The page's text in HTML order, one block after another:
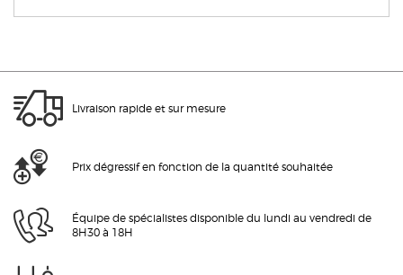
Livraison rapide et sur mesure
Prix dégressif en fonction de la quantité souhaitée
Équipe de spécialistes disponible du lundi au vendredi de
8H30 à 18H